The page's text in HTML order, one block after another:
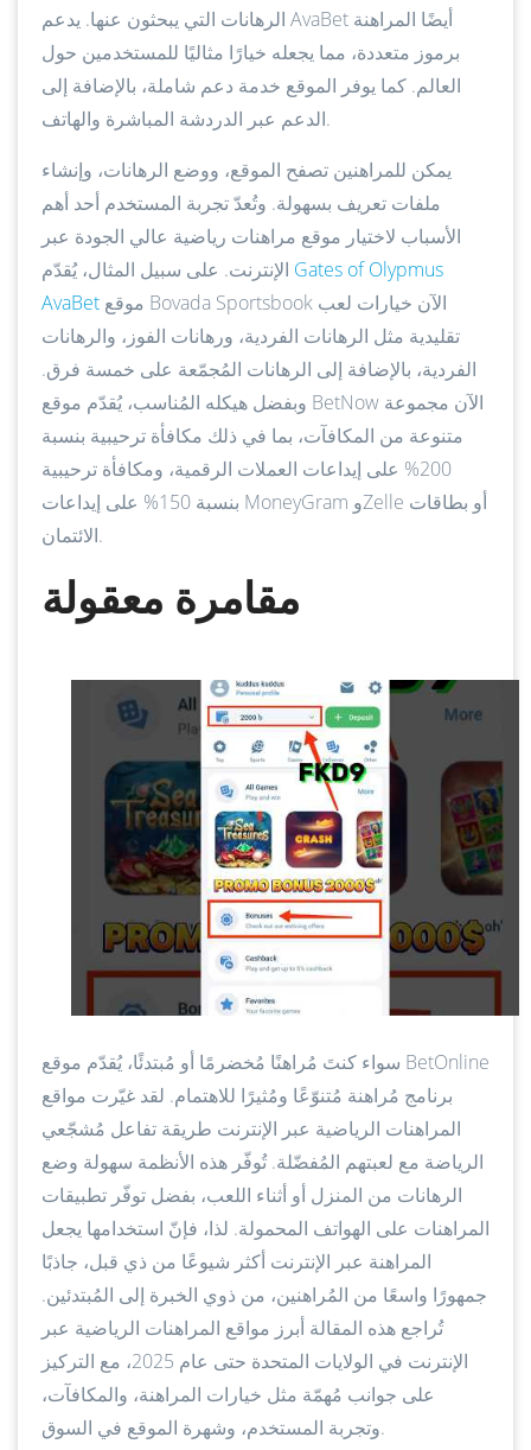
الرهانات التي يبحثون عنها. يدعم AvaBet أيضًا المراهنة
برموز متعددة، مما يجعله خيارًا مثاليًا للمستخدمين حول
العالم. كما يوفر الموقع خدمة دعم شاملة، بالإضافة إلى
الدعم عبر الدردشة المباشرة والهاتف.
يمكن للمراهنين تصفح الموقع، ووضع الرهانات، وإنشاء
ملفات تعريف بسهولة. وتُعدّ تجربة المستخدم أحد أهم
الأسباب لاختيار موقع مراهنات رياضية عالي الجودة عبر
Gates of Olypmus
AvaBet
تقليدية مثل الرهانات الفردية، ورهانات الفوز، والرهانات
الفردية، بالإضافة إلى الرهانات المُجمّعة على خمسة فرق.
وبفضل هيكله المُناسب، يُقدّم موقع BetNow الآن مجموعة
متنوعة من المكافآت، بما في ذلك مكافأة ترحيبية بنسبة
200% على إيداعات العملات الرقمية، ومكافأة ترحيبية
بنسبة 150% على إيداعات MoneyGram وZelle أو بطاقات
الائتمان.
مقامرة معقولة
سواء كنتَ مُراهنًا مُخضرمًا أو مُبتدئًا، يُقدّم موقع BetOnline
برنامج مُراهنة مُتنوّعًا ومُثيرًا للاهتمام. لقد غيّرت مواقع
المراهنات الرياضية عبر الإنترنت طريقة تفاعل مُشجّعي
الرياضة مع لعبتهم المُفضّلة. تُوفّر هذه الأنظمة سهولة وضع
الرهانات من المنزل أو أثناء اللعب، بفضل توفّر تطبيقات
المراهنات على الهواتف المحمولة. لذا، فإنّ استخدامها يجعل
المراهنة عبر الإنترنت أكثر شيوعًا من ذي قبل، جاذبًا
جمهورًا واسعًا من المُراهنين، من ذوي الخبرة إلى المُبتدئين.
تُراجع هذه المقالة أبرز مواقع المراهنات الرياضية عبر
الإنترنت في الولايات المتحدة حتى عام 2025، مع التركيز
على جوانب مُهمّة مثل خيارات المراهنة، والمكافآت،
وتجربة المستخدم، وشهرة الموقع في السوق.